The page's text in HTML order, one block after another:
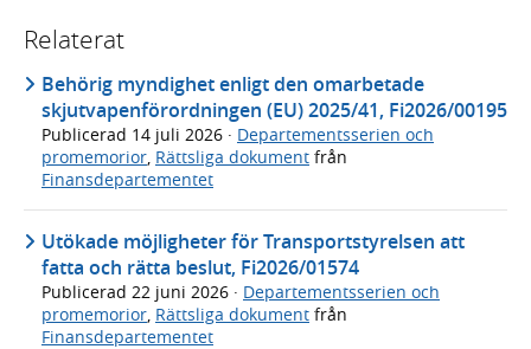
Relaterat
Behörig myndighet enligt den omarbetade
skjutvapenförordningen (EU) 2025/41, Fi2026/00195
Publicerad 14 juli 2026 · Departementsserien och
promemorior, Rättsliga dokument från
Finansdepartementet
Utökade möjligheter för Transportstyrelsen att
fatta och rätta beslut, Fi2026/01574
Publicerad 22 juni 2026 · Departementsserien och
promemorior, Rättsliga dokument från
Finansdepartementet